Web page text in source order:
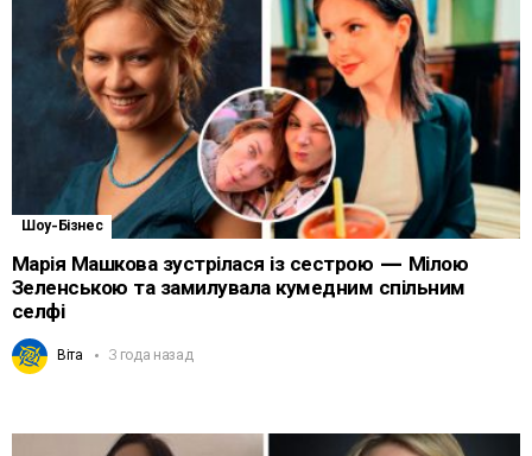
Шоу-Бізнес
Марія Машкова зустрілася із сестрою — Мілою
Зеленською та замилувала кумедним спільним
селфі
Віта 3 года назад